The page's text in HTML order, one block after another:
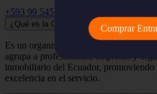
+593 99 545 3741
¿Qué es la Cámara Inmobiliaria
Es un organismo independiente,
agrupa a profesionales, empresas y
inmobiliario del Ecuador,
excelencia en el servicio.
Comprar